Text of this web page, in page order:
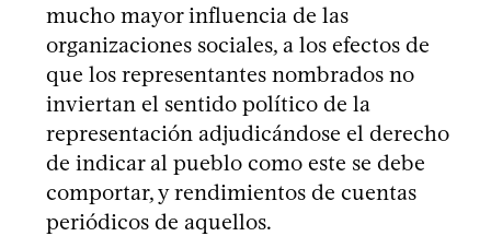
mucho mayor influencia de las
organizaciones sociales, a los efectos de
que los representantes nombrados no
inviertan el sentido político de la
representación adjudicándose el derecho
de indicar al pueblo como este se debe
comportar, y rendimientos de cuentas
periódicos de aquellos.